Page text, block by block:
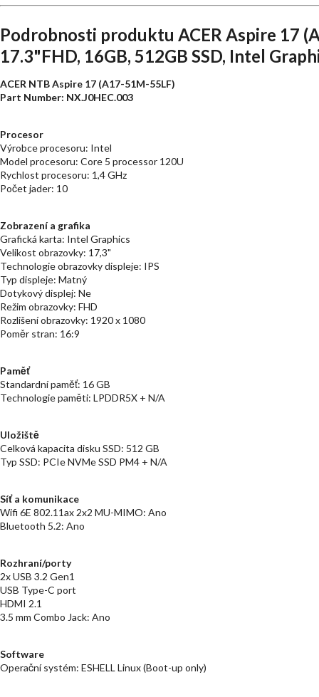
Podrobnosti produktu ACER Aspire 17
17.3"FHD, 16GB, 512GB SSD, Intel
ACER NTB Aspire 17 (A17-51M-55LF)
Part Number: NX.J0HEC.003
Procesor
Výrobce procesoru: Intel
Model procesoru: Core 5 processor 120U
Rychlost procesoru: 1,4 GHz
Počet jader: 10
Zobrazení a grafika
Grafická karta: Intel Graphics
Velikost obrazovky: 17,3"
Technologie obrazovky displeje: IPS
Typ displeje: Matný
Dotykový displej: Ne
Režim obrazovky: FHD
Rozlišení obrazovky: 1920 x 1080
Poměr stran: 16:9
Paměť
Standardní paměť: 16 GB
Technologie paměti: LPDDR5X + N/A
Uložiště
Celková kapacita disku SSD: 512 GB
Typ SSD: PCIe NVMe SSD PM4 + N/A
Síť a komunikace
Wifi 6E 802.11ax 2x2 MU-MIMO: Ano
Bluetooth 5.2: Ano
Rozhraní/porty
2x USB 3.2 Gen1
USB Type-C port
HDMI 2.1
3.5 mm Combo Jack: Ano
Software
Operační systém: ESHELL Linux (Boot-up only)